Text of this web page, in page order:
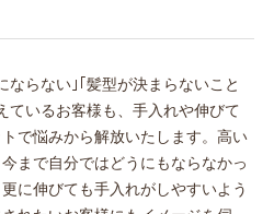
ならない｣｢髪型が決まらないこと
ているお客様も、手入れや伸びて
で悩みから解放いたします。高い
まで自分ではどうにもならなかっ
に伸びても手入れがしやすいよう